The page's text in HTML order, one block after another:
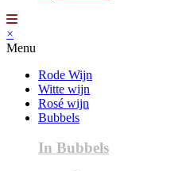
×
Menu
Rode Wijn
Witte wijn
Rosé wijn
Bubbels
In Bubbels